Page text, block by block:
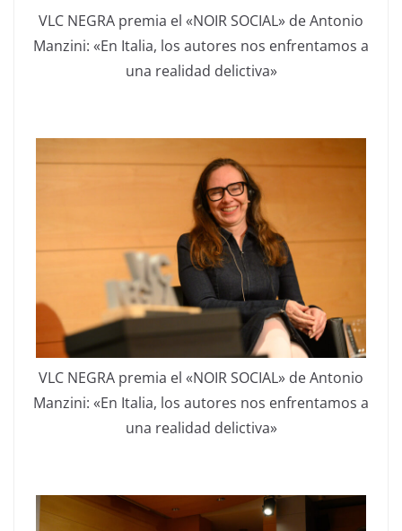
VLC NEGRA premia el «NOIR SOCIAL» de Antonio
Manzini: «En Italia, los autores nos enfrentamos a
una realidad delictiva»
VLC NEGRA premia el «NOIR SOCIAL» de Antonio
Manzini: «En Italia, los autores nos enfrentamos a
una realidad delictiva»